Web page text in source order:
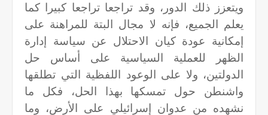
ويتعزز ذلك الدور، وقد تراجعا تراجعا كبيرا كما
يعلم الجميع، فإنه لا مجال البتة للمراهنة على
إمكانية عودة كيان الاحتلال عن سياسة إدارة
الظهر للعملية السياسية على أساس حل
الدولتين، ولا على الوعود اللفظية التي تطلقها
واشنطن حول تمسكها بهذا الحل، فكل ما
نشهده من عدوان إسرائيلي على الأرض، وما